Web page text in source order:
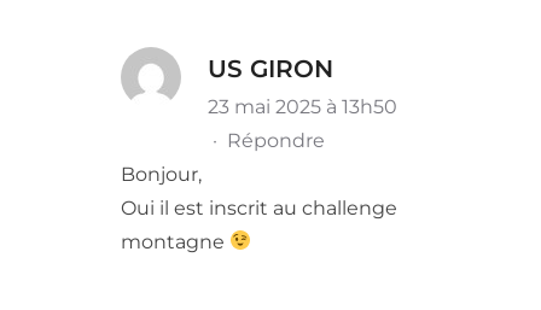
US GIRON
23 mai 2025 à 13h50
· Répondre
Bonjour,
Oui il est inscrit au challenge
montagne